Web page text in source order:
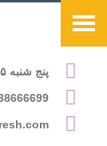
پنج شنبه ۱۵ مرداد ۱۴۰۵
& 09120915052